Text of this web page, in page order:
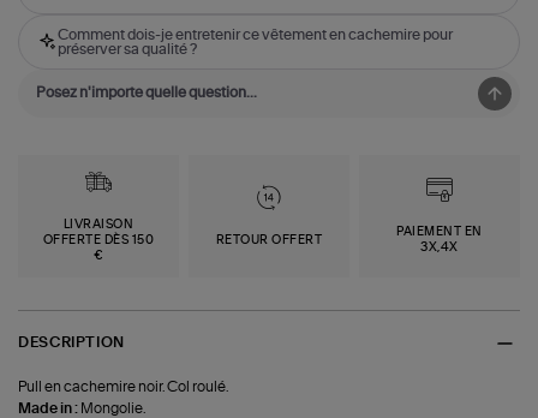
Comment dois-je entretenir ce vêtement en cachemire pour
préserver sa qualité ?
LIVRAISON
OFFERTE DÈS 150
€
RETOUR OFFERT
PAIEMENT EN
3X,4X
DESCRIPTION
Pull en cachemire noir. Col roulé.
Made in : Mongolie.